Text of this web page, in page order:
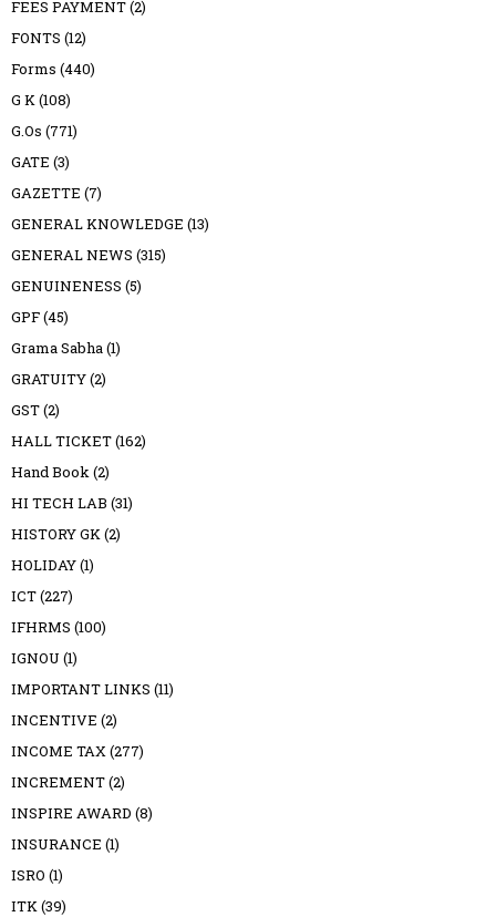
FEES PAYMENT(2)
FONTS (12)
Forms (440)
G K(108)
G.Os (771)
GATE (3)
GAZETTE (7)
GENERAL KNOWLEDGE (13)
GENERAL NEWS (315)
GENUINENESS (5)
GPF(45)
Grama Sabha(1)
GRATUITY(2)
GST(2)
HALL TICKET(162)
Hand Book(2)
HI TECH LAB (31)
HISTORY GK(2)
HOLIDAY(1)
ICT(227)
IFHRMS (100)
IGNOU (1)
IMPORTANT LINKS (11)
INCENTIVE (2)
INCOME TAX(277)
INCREMENT(2)
INSPIRE AWARD (8)
INSURANCE (1)
ISRO (1)
ITK(39)